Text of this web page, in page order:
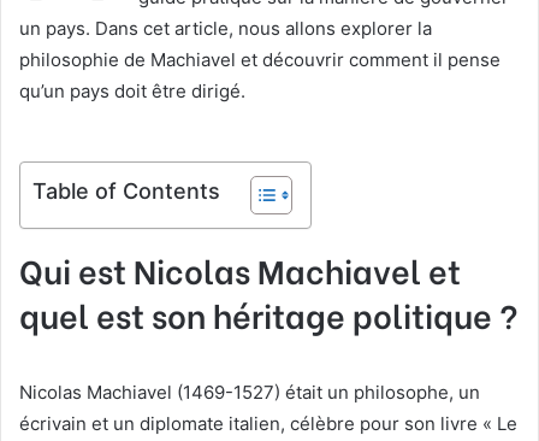
un pays. Dans cet article, nous allons explorer la
philosophie de Machiavel et découvrir comment il pense
qu’un pays doit être dirigé.
Table of Contents
Qui est Nicolas Machiavel et
quel est son héritage politique ?
Nicolas Machiavel (1469-1527) était un philosophe, un
écrivain et un diplomate italien, célèbre pour son livre « Le